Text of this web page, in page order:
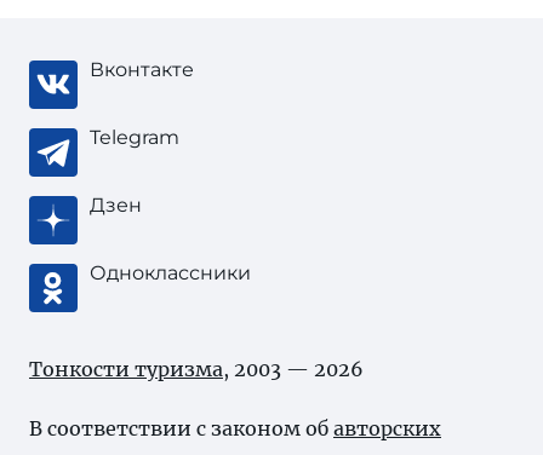
Вконтакте
Telegram
Дзен
Одноклассники
Тонкости туризма, 2003 — 2026
В соответствии с законом об авторских